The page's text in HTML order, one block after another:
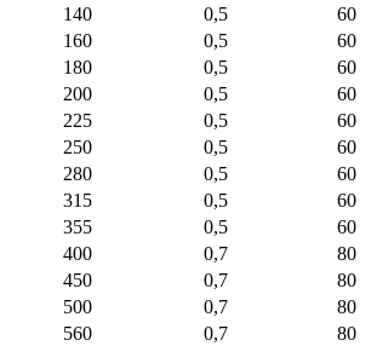
140
0,5 60
160
0,5 60
180
0,5 60
200
0,5 60
225
0,5 60
250
0,5 60
280
0,5 60
315
0,5 60
355
0,5 60
400
0,7 80
450
0,7 80
500
0,7 80
560
0,7 80